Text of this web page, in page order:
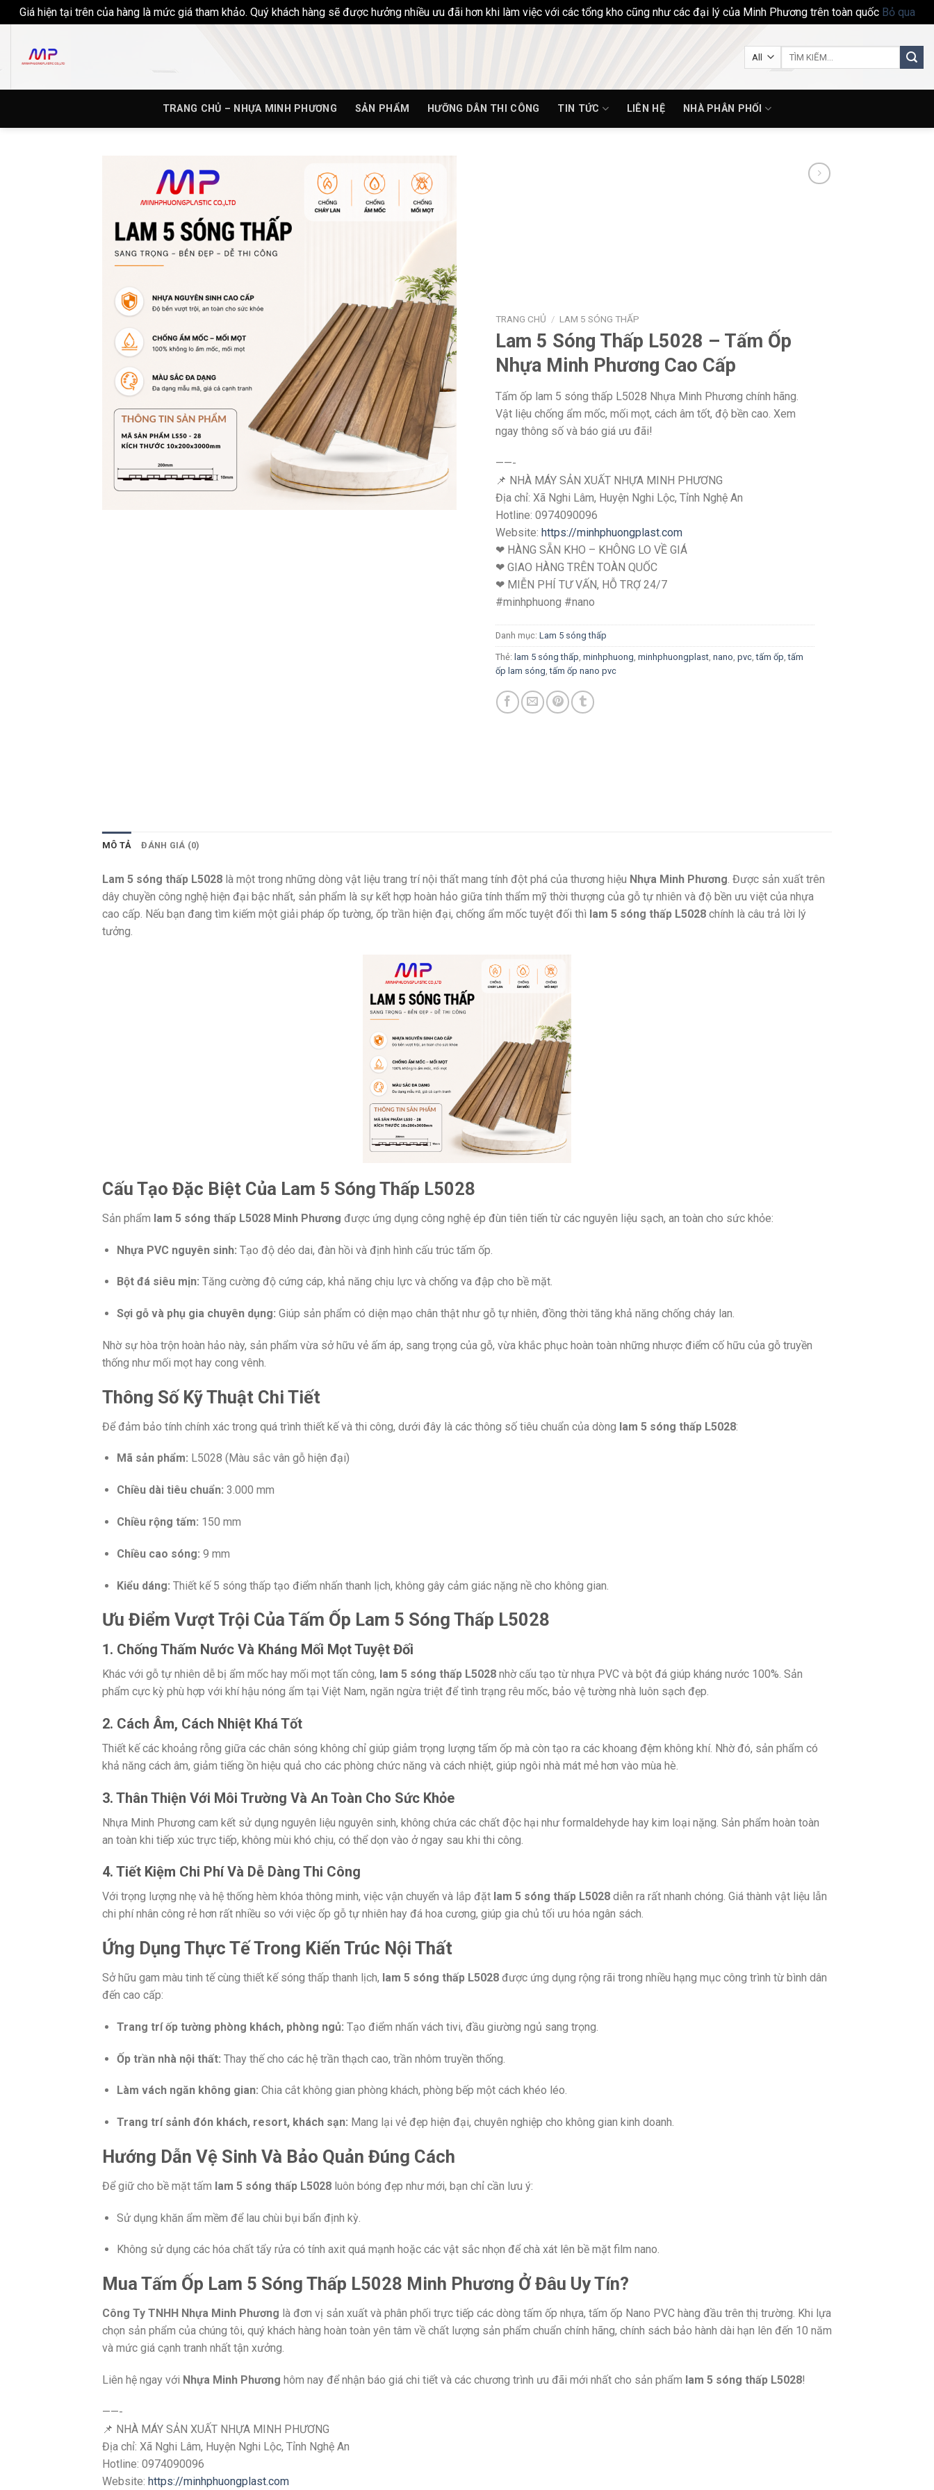
Giá hiện tại trên của hàng là mức giá tham khảo. Quý khách hàng sẽ được hưởng nhiều ưu đãi hơn khi làm việc với các tổng kho cũng như các đại lý của Minh Phương trên toàn quốc Bỏ qua
content
Tìm
TRANG CHỦ – NHỰA MINH PHƯƠNG SẢN PHẨM HƯỠNG DÂN THI CÔNG TIN TỨC LIÊN HỆ NHÀ PHÂN PHỐI
TRANG CHỦ / LAM 5 SÓNG THẤP
Lam 5 Sóng Thấp L5028 – Tấm Ốp
Nhựa Minh Phương Cao Cấp
Tấm ốp lam 5 sóng thấp L5028 Nhựa Minh Phương chính hãng.
Vật liệu chống ẩm mốc, mối mọt, cách âm tốt, độ bền cao. Xem
ngay thông số và báo giá ưu đãi!
——-
📌 NHÀ MÁY SẢN XUẤT NHỰA MINH PHƯƠNG
Địa chỉ: Xã Nghi Lâm, Huyện Nghi Lộc, Tỉnh Nghệ An
Hotline: ‭0974090096
Website: https://minhphuongplast.com
❤ HÀNG SẴN KHO – KHÔNG LO VỀ GIÁ
❤ GIAO HÀNG TRÊN TOÀN QUỐC
❤ MIỄN PHÍ TƯ VẤN, HỖ TRỢ 24/7
#minhphuong #nano
Danh mục: Lam 5 sóng thấp
Thẻ: lam 5 sóng thấp, minhphuong, minhphuongplast, nano, pvc,tấm ốp,tấm
ốp lam sóng,tấm ốp nano pvc
MÔ TẢ ĐÁNH GIÁ (0)
Lam 5 sóng thấp L5028 là một trong những dòng vật liệu trang trí nội thất mang tính đột phá của thương hiệu Nhựa Minh Phương. Được sản xuất trên
dây chuyền công nghệ hiện đại bậc nhất, sản phẩm là sự kết hợp hoàn hảo giữa tính thẩm mỹ thời thượng của gỗ tự nhiên và độ bền ưu việt của nhựa
cao cấp. Nếu bạn đang tìm kiếm một giải pháp ốp tường, ốp trần hiện đại, chống ẩm mốc tuyệt đối thì lam 5 sóng thấp L5028 chính là câu trả lời lý
tưởng.
Cấu Tạo Đặc Biệt Của Lam 5 Sóng Thấp L5028
Sản phẩm lam 5 sóng thấp L5028 Minh Phương được ứng dụng công nghệ ép đùn tiên tiến từ các nguyên liệu sạch, an toàn cho sức khỏe:
Nhựa PVC nguyên sinh: Tạo độ dẻo dai, đàn hồi và định hình cấu trúc tấm ốp.
Bột đá siêu mịn: Tăng cường độ cứng cáp, khả năng chịu lực và chống va đập cho bề mặt.
Sợi gỗ và phụ gia chuyên dụng: Giúp sản phẩm có diện mạo chân thật như gỗ tự nhiên, đồng thời tăng khả năng chống cháy lan.
Nhờ sự hòa trộn hoàn hảo này, sản phẩm vừa sở hữu vẻ ấm áp, sang trọng của gỗ, vừa khắc phục hoàn toàn những nhược điểm cố hữu của gỗ truyền
thống như mối mọt hay cong vênh.
Thông Số Kỹ Thuật Chi Tiết
Để đảm bảo tính chính xác trong quá trình thiết kế và thi công, dưới đây là các thông số tiêu chuẩn của dòng lam 5 sóng thấp L5028:
Mã sản phẩm: L5028 (Màu sắc vân gỗ hiện đại)
Chiều dài tiêu chuẩn: 3.000 mm
Chiều rộng tấm: 150 mm
Chiều cao sóng: 9 mm
Kiểu dáng: Thiết kế 5 sóng thấp tạo điểm nhấn thanh lịch, không gây cảm giác nặng nề cho không gian.
Ưu Điểm Vượt Trội Của Tấm Ốp Lam 5 Sóng Thấp L5028
1. Chống Thấm Nước Và Kháng Mối Mọt Tuyệt Đối
Khác với gỗ tự nhiên dễ bị ẩm mốc hay mối mọt tấn công, lam 5 sóng thấp L5028 nhờ cấu tạo từ nhựa PVC và bột đá giúp kháng nước 100%. Sản
phẩm cực kỳ phù hợp với khí hậu nóng ẩm tại Việt Nam, ngăn ngừa triệt để tình trạng rêu mốc, bảo vệ tường nhà luôn sạch đẹp.
2. Cách Âm, Cách Nhiệt Khá Tốt
Thiết kế các khoảng rỗng giữa các chân sóng không chỉ giúp giảm trọng lượng tấm ốp mà còn tạo ra các khoang đệm không khí. Nhờ đó, sản phẩm có
khả năng cách âm, giảm tiếng ồn hiệu quả cho các phòng chức năng và cách nhiệt, giúp ngôi nhà mát mẻ hơn vào mùa hè.
3. Thân Thiện Với Môi Trường Và An Toàn Cho Sức Khỏe
Nhựa Minh Phương cam kết sử dụng nguyên liệu nguyên sinh, không chứa các chất độc hại như formaldehyde hay kim loại nặng. Sản phẩm hoàn toàn
an toàn khi tiếp xúc trực tiếp, không mùi khó chịu, có thể dọn vào ở ngay sau khi thi công.
4. Tiết Kiệm Chi Phí Và Dễ Dàng Thi Công
Với trọng lượng nhẹ và hệ thống hèm khóa thông minh, việc vận chuyển và lắp đặt lam 5 sóng thấp L5028 diễn ra rất nhanh chóng. Giá thành vật liệu lẫn
chi phí nhân công rẻ hơn rất nhiều so với việc ốp gỗ tự nhiên hay đá hoa cương, giúp gia chủ tối ưu hóa ngân sách.
Ứng Dụng Thực Tế Trong Kiến Trúc Nội Thất
Sở hữu gam màu tinh tế cùng thiết kế sóng thấp thanh lịch, lam 5 sóng thấp L5028 được ứng dụng rộng rãi trong nhiều hạng mục công trình từ bình dân
đến cao cấp:
Trang trí ốp tường phòng khách, phòng ngủ: Tạo điểm nhấn vách tivi, đầu giường ngủ sang trọng.
Ốp trần nhà nội thất: Thay thế cho các hệ trần thạch cao, trần nhôm truyền thống.
Làm vách ngăn không gian: Chia cắt không gian phòng khách, phòng bếp một cách khéo léo.
Trang trí sảnh đón khách, resort, khách sạn: Mang lại vẻ đẹp hiện đại, chuyên nghiệp cho không gian kinh doanh.
Hướng Dẫn Vệ Sinh Và Bảo Quản Đúng Cách
Để giữ cho bề mặt tấm lam 5 sóng thấp L5028 luôn bóng đẹp như mới, bạn chỉ cần lưu ý:
Sử dụng khăn ẩm mềm để lau chùi bụi bẩn định kỳ.
Không sử dụng các hóa chất tẩy rửa có tính axit quá mạnh hoặc các vật sắc nhọn để chà xát lên bề mặt film nano.
Mua Tấm Ốp Lam 5 Sóng Thấp L5028 Minh Phương Ở Đâu Uy Tín?
Công Ty TNHH Nhựa Minh Phương là đơn vị sản xuất và phân phối trực tiếp các dòng tấm ốp nhựa, tấm ốp Nano PVC hàng đầu trên thị trường. Khi lựa
chọn sản phẩm của chúng tôi, quý khách hàng hoàn toàn yên tâm về chất lượng sản phẩm chuẩn chính hãng, chính sách bảo hành dài hạn lên đến 10 năm
và mức giá cạnh tranh nhất tận xưởng.
Liên hệ ngay với Nhựa Minh Phương hôm nay để nhận báo giá chi tiết và các chương trình ưu đãi mới nhất cho sản phẩm lam 5 sóng thấp L5028!
——-
📌 NHÀ MÁY SẢN XUẤT NHỰA MINH PHƯƠNG
Địa chỉ: Xã Nghi Lâm, Huyện Nghi Lộc, Tỉnh Nghệ An
Hotline: ‭0974090096
Website: https://minhphuongplast.com